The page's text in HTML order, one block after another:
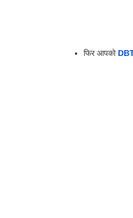
फिर आपको